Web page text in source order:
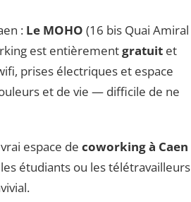
: Le MOHO (16 bis Quai Amiral
est entièrementgratuit et
prises électriques et espace
et de vie — difficile de ne
espace de coworking à Caen
étudiants ou les télétravailleurs